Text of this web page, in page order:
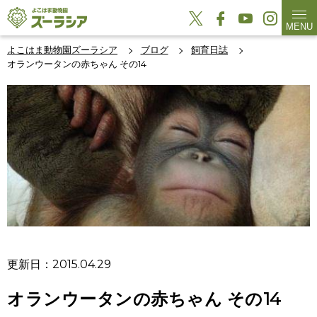
MENU
よこはま動物園ズーラシア ブログ
飼育日誌
オランウータンの赤ちゃん その14
更新日：2015.04.29
オランウータンの赤ちゃん その14